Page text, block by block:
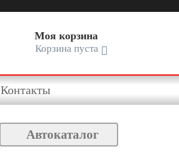
Моя корзина
Корзина пуста
Контакты
Автокаталог